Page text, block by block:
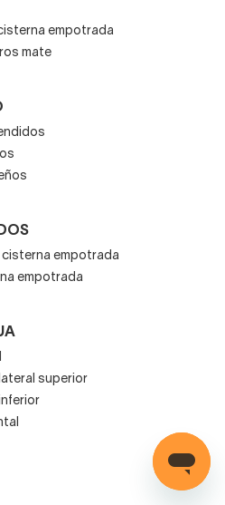
empotrada
mate
empotrada
empotrada
superior